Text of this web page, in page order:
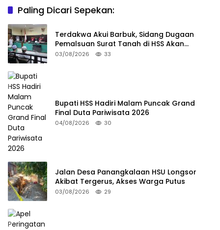
Paling Dicari Sepekan:
Terdakwa Akui Barbuk, Sidang Dugaan
Pemalsuan Surat Tanah di HSS Akan
Berlanjut Tuntutan JPU
03/08/2026 33
Bupati HSS Hadiri Malam Puncak Grand
Final Duta Pariwisata 2026
04/08/2026 30
Jalan Desa Panangkalaan HSU Longsor
Akibat Tergerus, Akses Warga Putus
03/08/2026 29